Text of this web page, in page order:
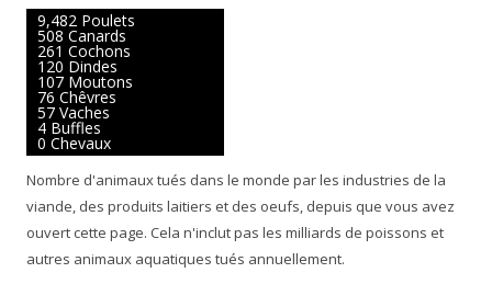
10,273 Poulets
551 Canards
283 Cochons
130 Dindes
116 Moutons
82 Chêvres
62 Vaches
4 Buffles
1 Chevaux
Nombre d'animaux tués dans le monde par les industries de la
viande, des produits laitiers et des oeufs, depuis que vous avez
ouvert cette page. Cela n'inclut pas les milliards de poissons et
autres animaux aquatiques tués annuellement.